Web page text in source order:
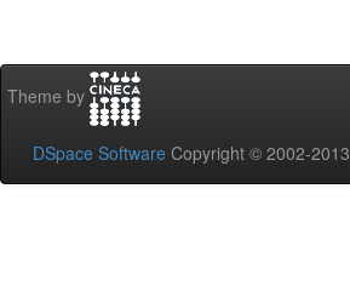
Theme by
DSpace Software Copyright © 2002-2013